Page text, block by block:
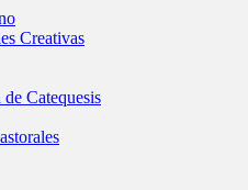
Creativas
Catequesis